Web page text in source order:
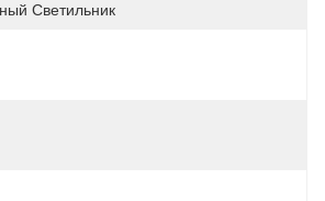
Светильник